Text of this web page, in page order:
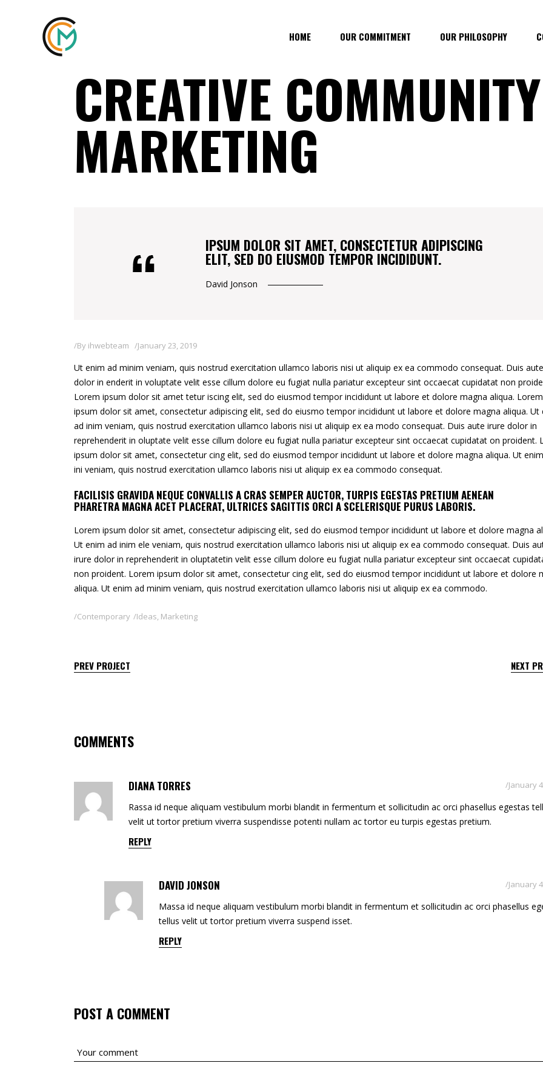
HOME OUR COMMITMENT OUR PHILOSOPHY
CREATIVE COMMUNITY
MARKETING
IPSUM DOLOR SIT AMET, CONSECTETUR ADIPISCING
ELIT, SED DO EIUSMOD TEMPOR INCIDIDUNT.
David Jonson
By ihwebteam January 23, 2019
Ut enim ad minim veniam, quis nostrud exercitation ullamco laboris nisi ut aliquip ex ea commodo consequat. Duis
dolor in enderit in voluptate velit esse cillum dolore eu fugiat nulla pariatur excepteur sint occaecat cupidatat non
Lorem ipsum dolor sit amet tetur iscing elit, sed do eiusmod tempor incididunt ut labore et dolore magna aliqua. Lorem
ipsum dolor sit amet, consectetur adipiscing elit, sed do eiusmo tempor incididunt ut labore et dolore magna aliqua. Ut
ad inim veniam, quis nostrud exercitation ullamco laboris nisi ut aliquip ex ea modo consequat. Duis aute irure dolor in
reprehenderit in oluptate velit esse cillum dolore eu fugiat nulla pariatur excepteur sint occaecat cupidatat on proident.
ipsum dolor sit amet, consectetur cing elit, sed do eiusmod tempor incididunt ut labore et dolore magna aliqua. Ut
ini veniam, quis nostrud exercitation ullamco laboris nisi ut aliquip ex ea commodo consequat.
FACILISIS GRAVIDA NEQUE CONVALLIS A CRAS SEMPER AUCTOR, TURPIS EGESTAS PRETIUM AENEAN
PHARETRA MAGNA ACET PLACERAT, ULTRICES SAGITTIS ORCI A SCELERISQUE PURUS LABORIS.
Lorem ipsum dolor sit amet, consectetur adipiscing elit, sed do eiusmod tempor incididunt ut labore et dolore magna
Ut enim ad inim ele veniam, quis nostrud exercitation ullamco laboris nisi ut aliquip ex ea commodo consequat. Duis
irure dolor in reprehenderit in oluptatetin velit esse cillum dolore eu fugiat nulla pariatur excepteur sint occaecat
non proident. Lorem ipsum dolor sit amet, consectetur cing elit, sed do eiusmod tempor incididunt ut labore et dolore
aliqua. Ut enim ad minim veniam, quis nostrud exercitation ullamco laboris nisi ut aliquip ex ea commodo.
Contemporary Ideas, Marketing
PREV PROJECT NEXT
COMMENTS
January
DIANA TORRES
Rassa id neque aliquam vestibulum morbi blandit in fermentum et sollicitudin ac orci phasellus egestas
velit ut tortor pretium viverra suspendisse potenti nullam ac tortor eu turpis egestas pretium.
REPLY
January
DAVID JONSON
Massa id neque aliquam vestibulum morbi blandit in fermentum et sollicitudin ac orci phasellus
tellus velit ut tortor pretium viverra suspend isset.
REPLY
POST A COMMENT